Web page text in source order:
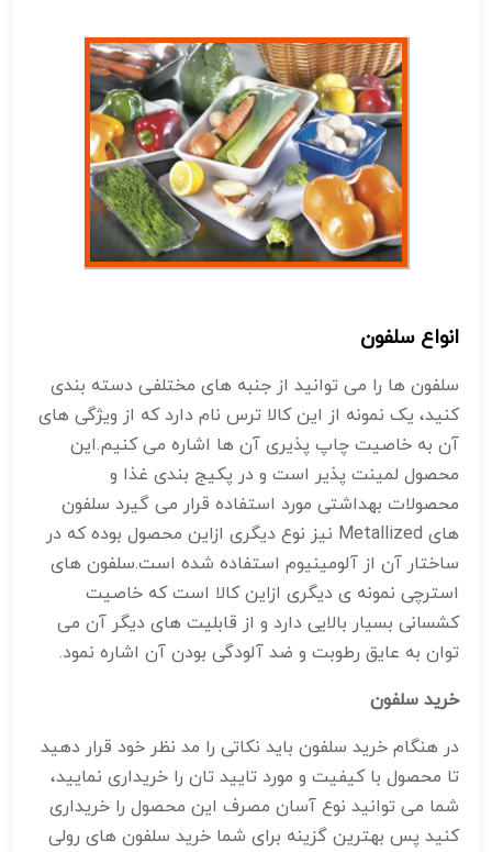
انواع سلفون
سلفون ها را می توانید از جنبه های مختلفی دسته بندی
کنید، یک نمونه از این کالا ترس نام دارد که از ویژگی های
آن به خاصیت چاپ پذیری آن ها اشاره می کنیم.این
محصول لمینت پذیر است و در پکیج بندی غذا و
محصولات بهداشتی مورد استفاده قرار می گیرد سلفون
های Metallized نیز نوع دیگری ازاین محصول بوده که در
ساختار آن از آلومینیوم استفاده شده است.سلفون های
استرچی نمونه ی دیگری ازاین کالا است که خاصیت
کشسانی بسیار بالایی دارد و از قابلیت های دیگر آن می
توان به عایق رطوبت و ضد آلودگی بودن آن اشاره نمود.
خرید سلفون
در هنگام خرید سلفون باید نکاتی را مد نظر خود قرار دهید
تا محصول با کیفیت و مورد تایید تان را خریداری نمایید،
شما می توانید نوع آسان مصرف این محصول را خریداری
کنید پس بهترین گزینه برای شما خرید سلفون های رولی